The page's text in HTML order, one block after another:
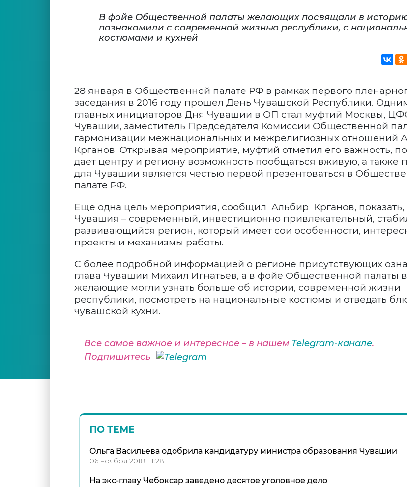
В фойе Общественной палаты желающих посвящали в
познакомили с современной жизнью республики, с
костюмами и кухней
28 января в Общественной палате РФ в рамках первого
заседания в 2016 году прошел День Чувашской Республики.
главных инициаторов Дня Чувашии в ОП стал муфтий Москвы,
Чувашии, заместитель Председателя Комиссии Общественной
гармонизации межнациональных и межрелигиозных отношений
Крганов. Открывая мероприятие, муфтий отметил его важность,
дает центру и региону возможность пообщаться вживую, а также
для Чувашии является честью первой презентоваться в
палате РФ.
Еще одна цель мероприятия, сообщил Альбир Крганов, показать,
Чувашия – современный, инвестиционно привлекательный,
развивающийся регион, который имеет сои особенности,
проекты и механизмы работы.
С более подробной информацией о регионе присутствующих
глава Чувашии Михаил Игнатьев, а в фойе Общественной палаты
желающие могли узнать больше об истории, современной жизни
республики, посмотреть на национальные костюмы и отведать
чувашской кухни.
Все самое важное и интересное – в нашем Telegram-канале.
Подпишитесь
ПО ТЕМЕ
Ольга Васильева одобрила кандидатуру министра образования Чувашии
06 ноября 2018, 11:28
На экс-главу Чебоксар заведено десятое уголовное дело